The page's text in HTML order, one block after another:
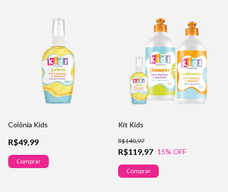
Colônia Kids
R$49,99
Comprar
Kit Kids
R$119,97
R$140,97
15% OFF
Comprar